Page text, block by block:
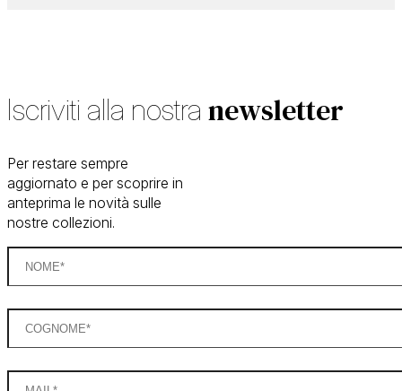
Iscriviti alla nostra newsletter
Per restare sempre
aggiornato e per scoprire in
anteprima le novità sulle
nostre collezioni.